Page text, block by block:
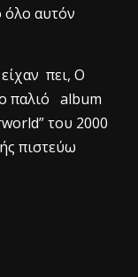
όλο αυτόν
πει, Ο
παλιό album
του 2000
πιστεύω